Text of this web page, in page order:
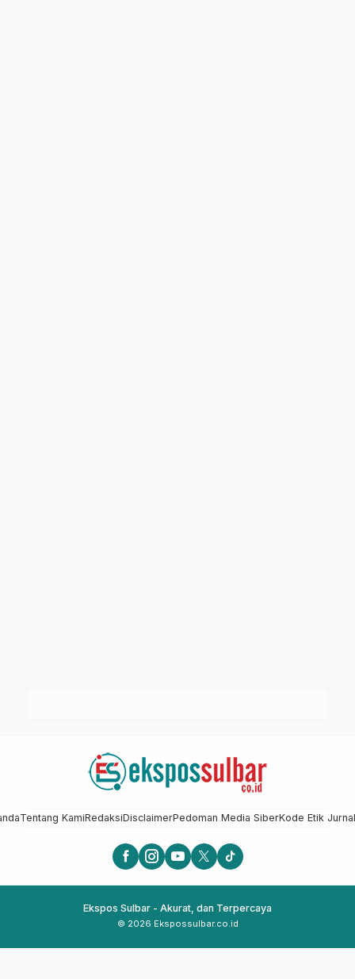
Tentang KamiRedaksiDisclaimerPedoman Media SiberKode Etik
Ekspos Sulbar - Akurat, dan Terpercaya
© 2026 Ekspossulbar.co.id